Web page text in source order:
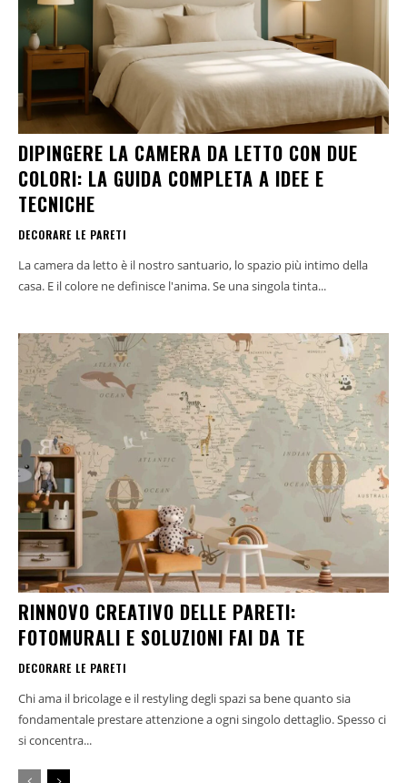
DIPINGERE LA CAMERA DA LETTO CON DUE
COLORI: LA GUIDA COMPLETA A IDEE E
TECNICHE
DECORARE LE PARETI
La camera da letto è il nostro santuario, lo spazio più intimo della
casa. E il colore ne definisce l'anima. Se una singola tinta...
RINNOVO CREATIVO DELLE PARETI:
FOTOMURALI E SOLUZIONI FAI DA TE
DECORARE LE PARETI
Chi ama il bricolage e il restyling degli spazi sa bene quanto sia
fondamentale prestare attenzione a ogni singolo dettaglio. Spesso ci
si concentra...